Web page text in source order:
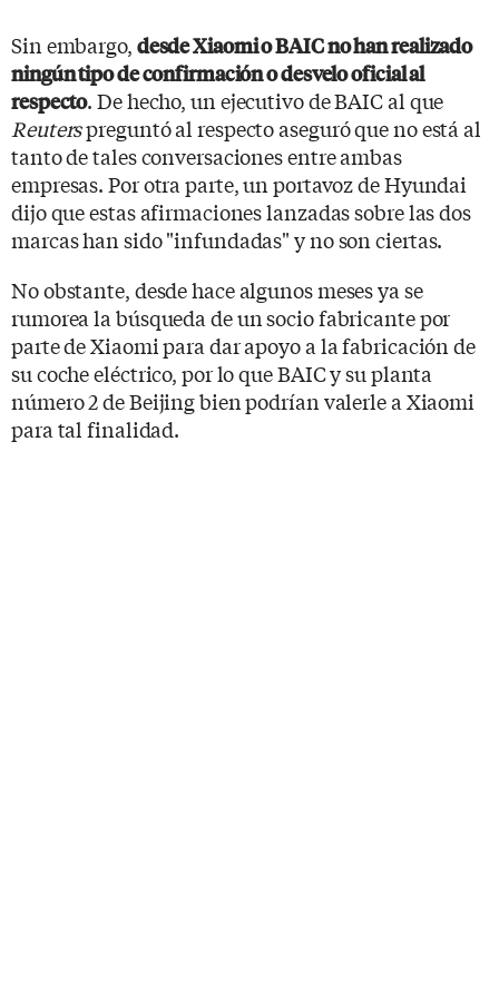
Sin embargo, desde Xiaomi o BAIC no han realizado
ningún tipo de confirmación o desvelo oficial al
respecto. De hecho, un ejecutivo de BAIC al que
Reuterspreguntó al respecto aseguró que no está al
tanto de tales conversaciones entre ambas
empresas. Por otra parte, un portavoz de Hyundai
dijo que estas afirmaciones lanzadas sobre las dos
marcas han sido "infundadas" y no son ciertas.
No obstante, desde hace algunos meses ya se
rumorea la búsqueda de un socio fabricante por
parte de Xiaomi para dar apoyo a la fabricación de
su coche eléctrico, por lo que BAIC y su planta
número 2 de Beijing bien podrían valerle a Xiaomi
para tal finalidad.